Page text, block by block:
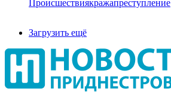
Происшествиякражапреступление
Загрузить ещё